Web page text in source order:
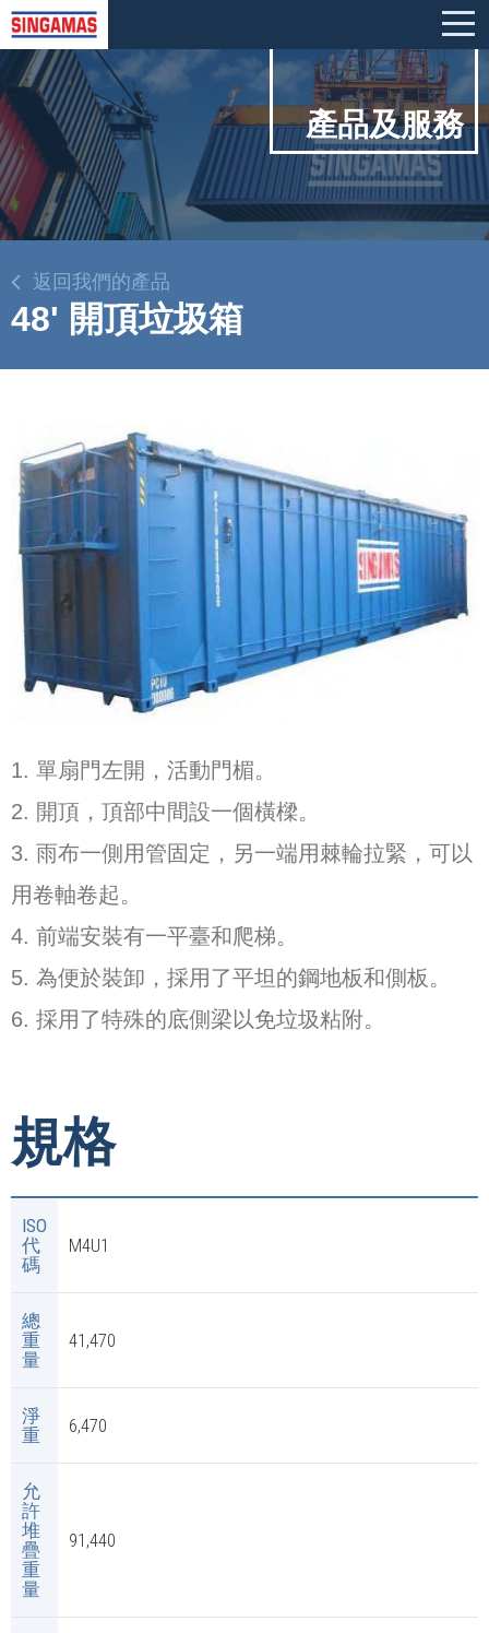
產品及服務
返回我們的產品
48' 開頂垃圾箱
1. 單扇門左開，活動門楣。
2. 開頂，頂部中間設一個橫樑。
3. 雨布一側用管固定，另一端用棘輪拉緊，可以
用卷軸卷起。
4. 前端安裝有一平臺和爬梯。
5. 為便於裝卸，採用了平坦的鋼地板和側板。
6. 採用了特殊的底側梁以免垃圾粘附。
規格
ISO
代
碼
M4U1
總
重
量
41,470
淨
重
6,470
允
許
堆
疊
重
量
91,440